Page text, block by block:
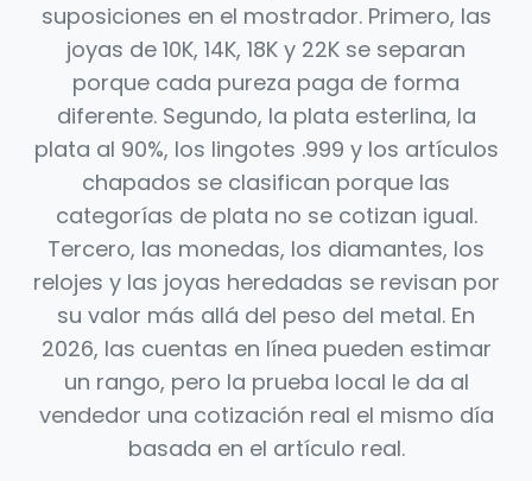
suposiciones en el mostrador. Primero, las
joyas de 10K, 14K, 18K y 22K se separan
porque cada pureza paga de forma
diferente. Segundo, la plata esterlina, la
plata al 90%, los lingotes .999 y los artículos
chapados se clasifican porque las
categorías de plata no se cotizan igual.
Tercero, las monedas, los diamantes, los
relojes y las joyas heredadas se revisan por
su valor más allá del peso del metal. En
2026, las cuentas en línea pueden estimar
un rango, pero la prueba local le da al
vendedor una cotización real el mismo día
basada en el artículo real.